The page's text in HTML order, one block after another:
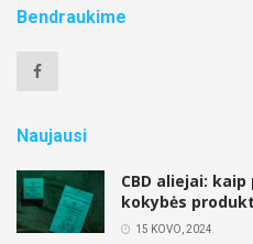
Bendraukime
Naujausi
CBD aliejai:
kokybės
15 KOVO, 2024